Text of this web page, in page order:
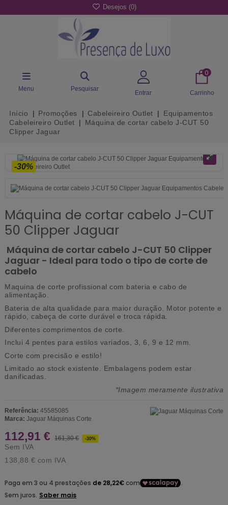
Desejos (0)
Menu Pesquisar
Entrar
0
Carrinho
Início Promoções Cabeleireiro Outlet
Equipamentos
Cabeleireiro Outlet
Máquina de cortar cabelo J-CUT 50
Clipper Jaguar
-30%
Máquina de cortar cabelo J-CUT
50 Clipper Jaguar
Máquina de cortar cabelo J-CUT 50 Clipper
Jaguar - Ideal para todo o tipo de corte de
cabelo
Maquina de corte profissional com bateria e cabo de
alimentação.
Bateria de alta qualidade para maior duração. Motor potente e
rápido, cabeça de corte durável e troca rápida.
Diferentes comprimentos de corte.
Inclui 4 pentes para estilos variados, 3, 6, 9 e 12 mm.
Corte com precisão e estilo!
Limitado ao stock existente. Embalagens podem estar
danificadas.
*Imagem meramente ilustrativa
Referência: 45585085
Marca: Jaguar Máquinas Corte
112,91 € 161,30 € -30%
Sem IVA
138,88 € com IVA